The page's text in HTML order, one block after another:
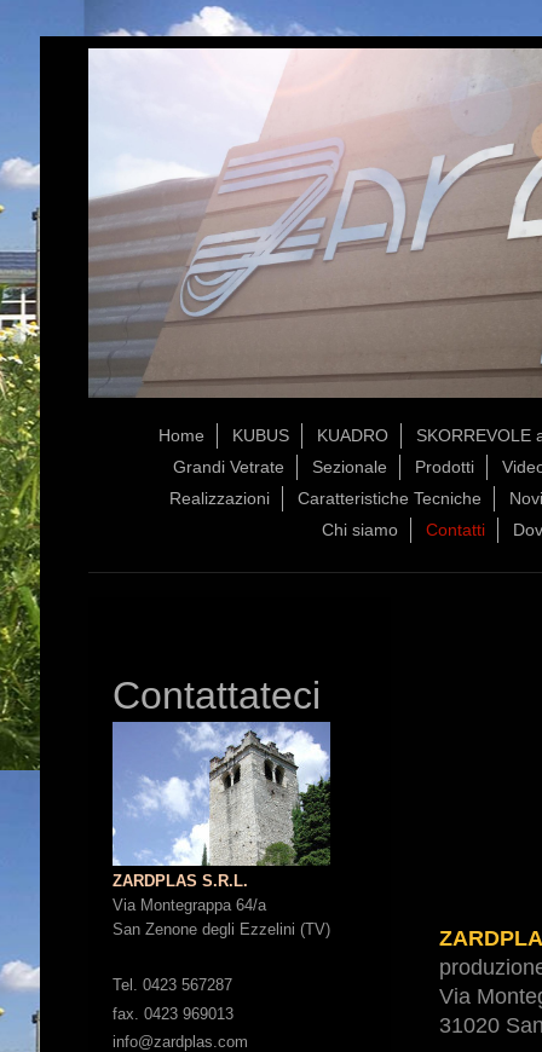
Home KUBUS KUADRO
SKORREVOLE
Grandi Vetrate
Sezionale Prodotti
Realizzazioni
Caratteristiche Tecniche
Chi siamo
Contatti
Via
31020
Contattateci
ZARDPLAS S.R.L.
Via Montegrappa 64/a
San Zenone degli Ezzelini (TV)
Tel. 0423 567287
fax. 0423 969013
info@zardplas.com